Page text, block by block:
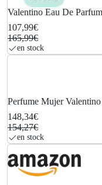
Valentino Eau De
107,99€
165,99€
en stock
Perfume Mujer
148,34€
154,27€
en stock